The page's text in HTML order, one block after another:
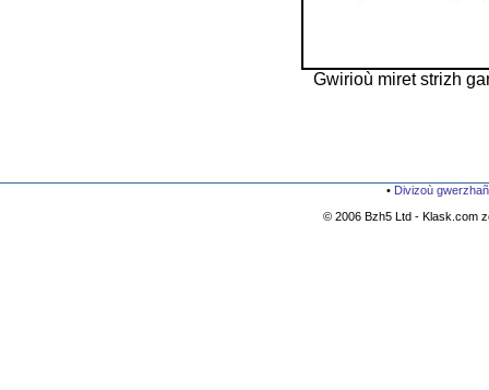
Gwirioù miret strizh
• Divizoù
© 2006 Bzh5 Ltd - Klask.com